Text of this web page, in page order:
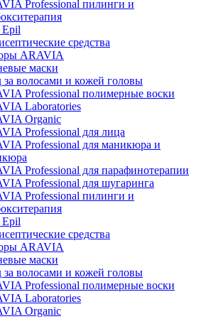
Professional пилинги и
Epil
средства
ARAVIA
маски
за волосами и кожей головы
Professional полимерные воски
Laboratories
Organic
Professional для лица
Professional для маникюра и
Professional для парафинотерапии
Professional для шугаринга
Professional пилинги и
Epil
средства
ARAVIA
маски
за волосами и кожей головы
Professional полимерные воски
Laboratories
Organic